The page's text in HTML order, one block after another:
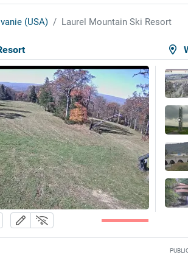
(USA) Laurel Mountain Ski Resort